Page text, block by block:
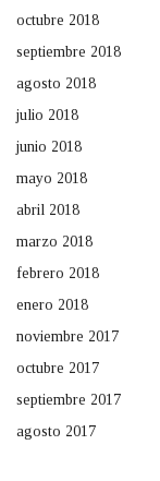
octubre 2018
septiembre 2018
agosto 2018
julio 2018
junio 2018
mayo 2018
abril 2018
marzo 2018
febrero 2018
enero 2018
noviembre 2017
octubre 2017
septiembre 2017
agosto 2017